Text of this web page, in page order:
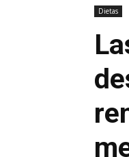
Dietas